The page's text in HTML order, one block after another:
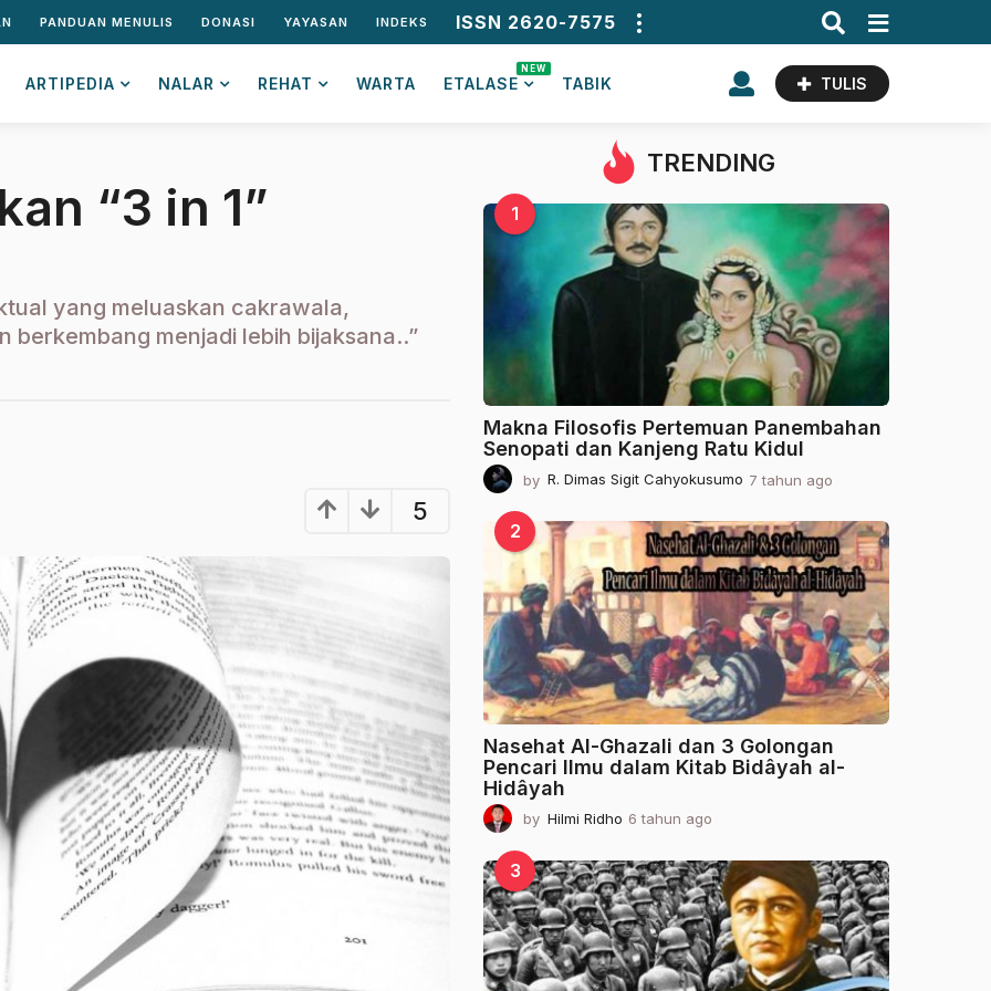
PANDUAN MENULIS DONASI YAYASAN INDEKS ISSN 2620-7575
ARTIPEDIA NALAR REHAT WARTA ETALASE
NEW
TABIK TULIS
“3 in 1”
yang meluaskan cakrawala,
berkembang menjadi lebih bijaksana..”
5
TRENDING
1
Makna Filosofis Pertemuan Panembahan
Senopati dan Kanjeng Ratu Kidul
by R. Dimas Sigit Cahyokusumo 7 tahun ago
a
h
u
n
a
g
o
2
Nasehat Al-Ghazali dan 3 Golongan
Pencari Ilmu dalam Kitab Bidâyah al-
Hidâyah
by Hilmi Ridho 6 tahun ago
a
h
u
n
a
g
o
3